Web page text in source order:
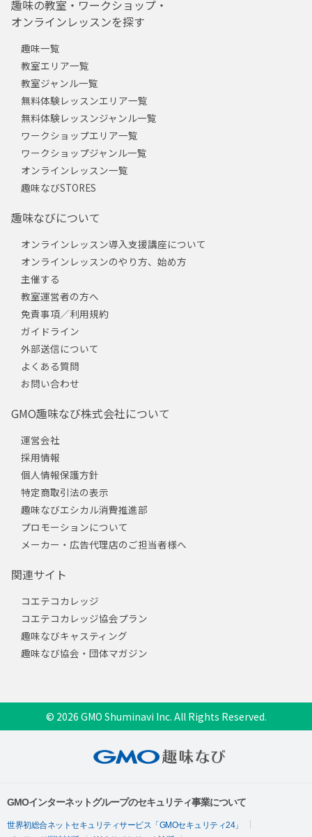
趣味の教室・ワークショップ・
オンラインレッスンを探す
趣味一覧
教室エリア一覧
教室ジャンル一覧
無料体験レッスンエリア一覧
無料体験レッスンジャンル一覧
ワークショップエリア一覧
ワークショップジャンル一覧
オンラインレッスン一覧
趣味なびSTORES
趣味なびについて
オンラインレッスン導入支援講座について
オンラインレッスンのやり方、始め方
主催する
教室運営者の方へ
免責事項／利用規約
ガイドライン
外部送信について
よくある質問
お問い合わせ
GMO趣味なび株式会社について
運営会社
採用情報
個人情報保護方針
特定商取引法の表示
趣味なびエシカル消費推進部
プロモーションについて
メーカー・広告代理店のご担当者様へ
関連サイト
コエテコカレッジ
コエテコカレッジ協会プラン
趣味なびキャスティング
趣味なび協会・団体マガジン
© 2026 GMO Shuminavi Inc. All Rights Reserved.